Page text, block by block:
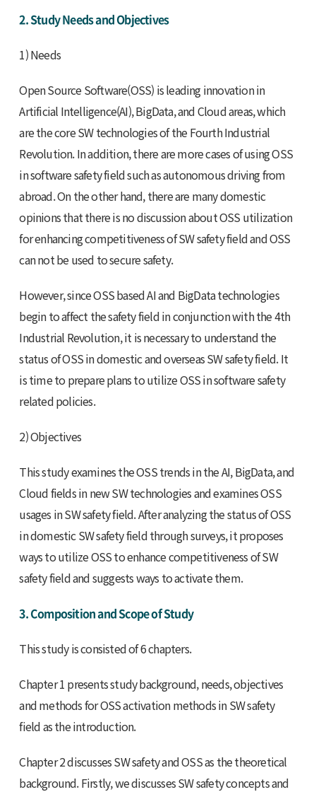
2. Study Needs and Objectives
1) Needs
Open Source Software(OSS) is leading innovation in
Artificial Intelligence(AI), BigData, and Cloud areas, which
are the core SW technologies of the Fourth Industrial
Revolution. In addition, there are more cases of using OSS
in software safety field such as autonomous driving from
abroad. On the other hand, there are many domestic
opinions that there is no discussion about OSS utilization
for enhancing competitiveness of SW safety field and OSS
can not be used to secure safety.
However, since OSS based AI and BigData technologies
begin to affect the safety field in conjunction with the 4th
Industrial Revolution, it is necessary to understand the
status of OSS in domestic and overseas SW safety field. It
is time to prepare plans to utilize OSS in software safety
related policies.
2) Objectives
This study examines the OSS trends in the AI, BigData, and
Cloud fields in new SW technologies and examines OSS
usages in SW safety field. After analyzing the status of OSS
in domestic SW safety field through surveys, it proposes
ways to utilize OSS to enhance competitiveness of SW
safety field and suggests ways to activate them.
3. Composition and Scope of Study
This study is consisted of 6 chapters.
Chapter 1 presents study background, needs, objectives
and methods for OSS activation methods in SW safety
field as the introduction.
Chapter 2 discusses SW safety and OSS as the theoretical
background. Firstly, we discusses SW safety concepts and